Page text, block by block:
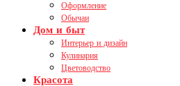
Оформление
Обычаи
Дом и быт
Интерьер и дизайн
Кулинария
Цветоводство
Красота